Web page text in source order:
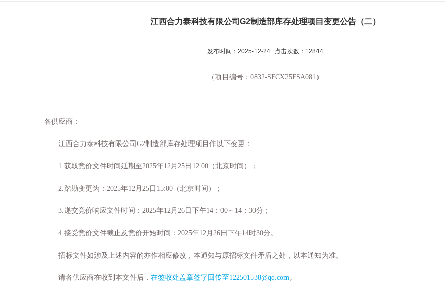
江西合力泰科技有限公司G2制造部库存处理项目变更公告（二）
发布时间：2025-12-24 点击次数：12844
（项目编号： 0832-SFCX25FSA081 ）
各供应商：
江西合力泰科技有限公司 G2制造部库存处理项目作以下变更 ：
1.获取竞价文件时间延期至2025年12月 25 日 12:00 （北京时间）；
2.踏勘变更为 ： 2025年12月 25 日 15:00 （北京时间） ；
3.递交竞价响应文件时间： 2025年12月 26 日下午14 ： 00 ～ 14 ： 30分；
4.接受竞价文件截止及竞价开始时间： 2025年12月 26 日下午14时30分。
招标文件如涉及上述内容的亦作相应修改，本通知与原招标文件矛盾之处，以本通知为准。
请各供应商在收到本文件后， 在签收处盖章签字回传至 122501538@qq.com。